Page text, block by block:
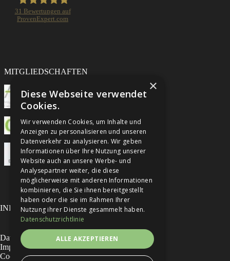
31 Bewertungen auf
ProvenExpert.com
MITGLIEDSCHAFTEN
INFORMATIONEN
Datenschutzhinweise
Impressum
Cookies
×
Diese Webseite verwendet
Cookies.
Wir verwenden Cookies, um Inhalte und
Anzeigen zu personalisieren und unseren
Datenverkehr zu analysieren. Wir geben
Informationen über Ihre Nutzung unserer
Website auch an unsere Werbe- und
Analysepartner weiter, die diese
möglicherweise mit anderen Informationen
kombinieren, die Sie ihnen bereitgestellt
haben oder die sie im Rahmen Ihrer
Nutzung ihrer Dienste gesammelt haben.
Datenschutzrichtlinie
ALLE AKZEPTIEREN